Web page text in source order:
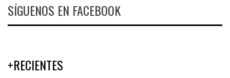
SÍGUENOS EN FACEBOOK
+RECIENTES